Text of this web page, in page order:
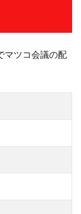
マツコ会議の配